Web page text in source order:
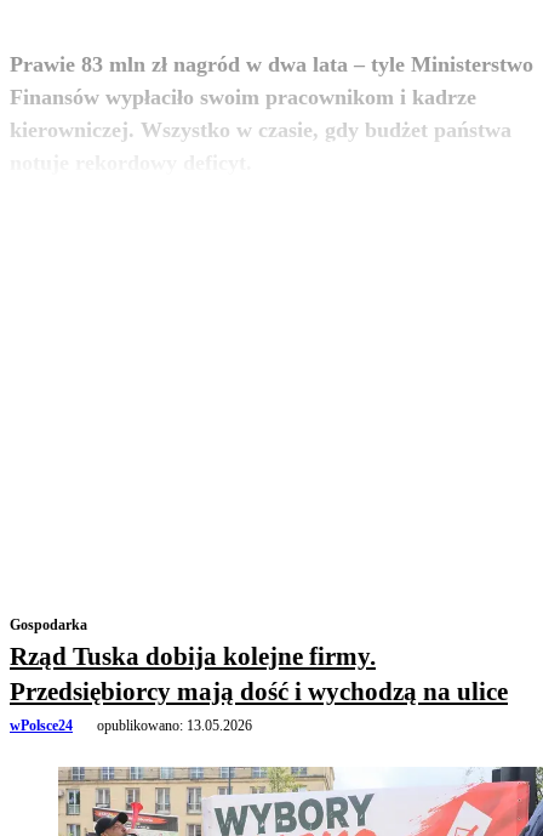
Prawie 83 mln zł nagród w dwa lata – tyle Ministerstwo
Finansów wypłaciło swoim pracownikom i kadrze
kierowniczej. Wszystko w czasie, gdy budżet państwa
zobacz więcej
Gospodarka
Rząd Tuska dobija kolejne firmy.
Przedsiębiorcy mają dość i wychodzą na ulice
wPolsce24 opublikowano: 13.05.2026